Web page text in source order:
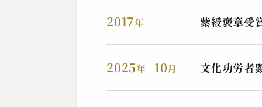
2017年 紫綬褒章受
2025年 10月 文化功労者